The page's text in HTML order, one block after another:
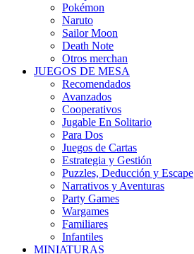
Pokémon
Naruto
Sailor Moon
Death Note
Otros merchan
JUEGOS DE MESA
Recomendados
Avanzados
Cooperativos
Jugable En Solitario
Para Dos
Juegos de Cartas
Estrategia y Gestión
Puzzles, Deducción y Escape
Narrativos y Aventuras
Party Games
Wargames
Familiares
Infantiles
MINIATURAS